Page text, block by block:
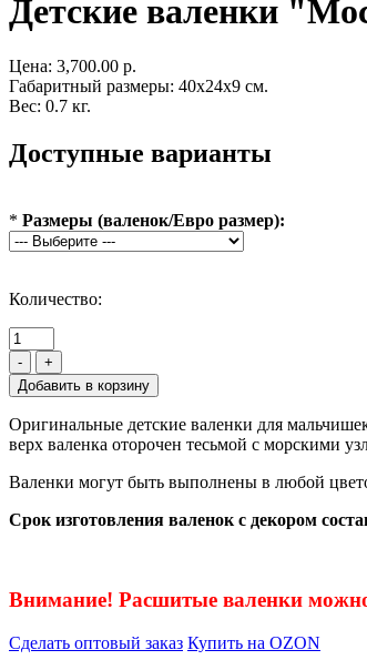
Детские валенки
Цена: 3,700.00 р.
Габаритный размеры: 40x24x9 см.
Вес: 0.7 кг.
Доступные варианты
* Размеры (валенок/Евро размер):
Количество:
- +
Оригинальные детские валенки для
верх валенка оторочен тесьмой с морскими
Валенки могут быть выполнены в любой
Срок изготовления валенок с декором
Внимание! Расшитые валенки
Сделать оптовый заказ Купить на OZON